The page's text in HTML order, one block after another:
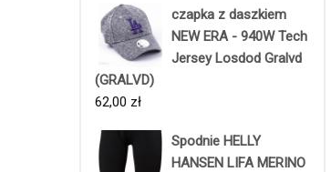
czapka z daszkiem
NEW ERA - 940W Tech
Jersey Losdod Gralvd
(GRALVD)
62,00 zł
Spodnie HELLY
HANSEN LIFA MERINO